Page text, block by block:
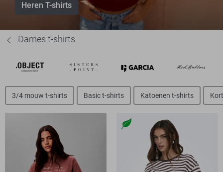
Heren T-shirts
Dames t-shirts
3/4 mouw t-shirts Basic t-shirts Katoenen t-shirts